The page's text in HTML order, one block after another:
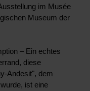
im Musée
Museum der
– Ein echtes
diese
Andesit", dem
ist eine